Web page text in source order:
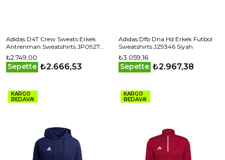
Adidas D4T Crew Sweats Erkek
Antrenman Sweatshirts JP0927
Gri
₺2.749,00
Sepette ₺2.666,53
Adidas Dfb Dna Hd Erkek Futbol
Sweatshirts JZ9346 Siyah
₺3.059,16
Sepette ₺2.967,38
KARGO
BEDAVA!
KARGO
BEDAVA!